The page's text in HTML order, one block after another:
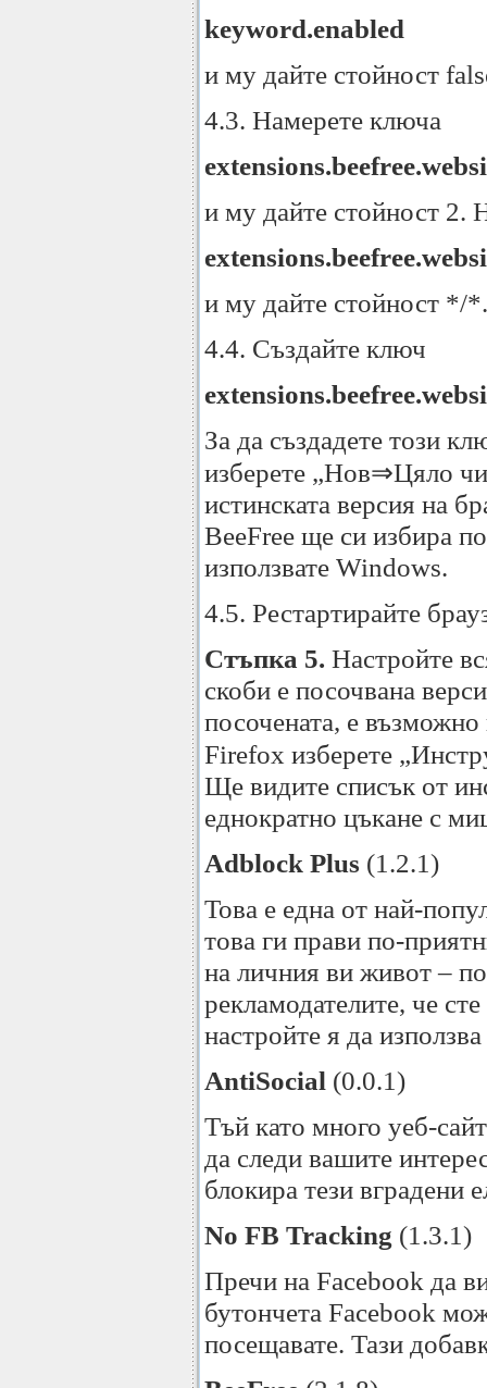
keyword.enabled
и му дайте стойност
4.3. Намерете ключа
и му дайте стойност 2.
и му дайте стойност */
4.4. Създайте ключ
За да създадете този
изберете „Нов⇒Цяло
истинската версия на
BeeFree ще си избира
използвате Windows.
4.5. Рестартирайте
Стъпка 5. Настройте
скоби е посочвана
посочената, е
Firefox изберете
Ще видите списък от
еднократно цъкане с
Adblock Plus (1.2.1)
Това е една от най-
това ги прави по-
на личния ви живот –
рекламодателите, че
настройте я да
AntiSocial (0.0.1)
Тъй като много уеб-
да следи вашите
блокира тези вградени
No FB Tracking (1.3.1)
Пречи на Facebook да
бутончета Facebook
посещавате. Тази